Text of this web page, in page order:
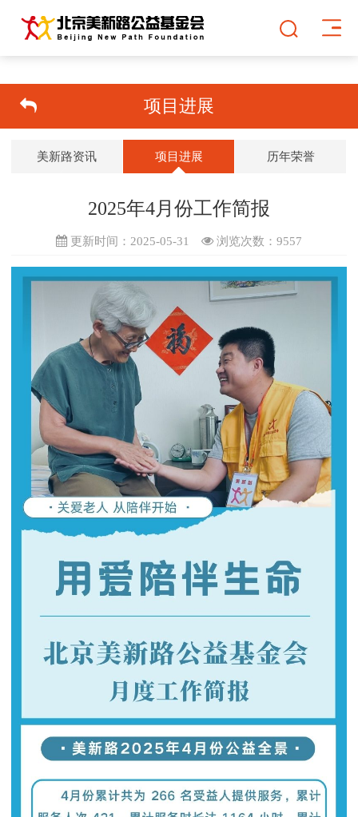
项目进展
美新路资讯 项目进展 历年荣誉
2025年4月份工作简报
更新时间：2025-05-31 浏览次数： 9557